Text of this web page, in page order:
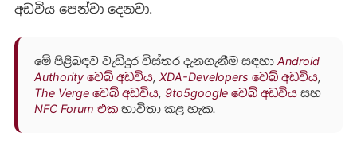
අඩවිය පෙන්වා දෙනවා.
මේ පිළිබඳව වැඩිදුර විස්තර දැනගැනීම සඳහා Android
Authority වෙබ් අඩවිය, XDA-Developers වෙබ් අඩවිය,
The Verge වෙබ් අඩවිය, 9to5google වෙබ් අඩවියසහ
NFC Forum එකභාවිතා කළ හැක.